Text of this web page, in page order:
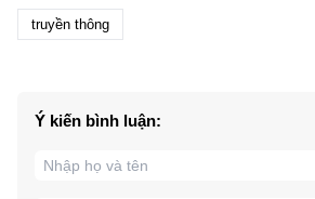
truyền thông
Ý kiến bình luận: